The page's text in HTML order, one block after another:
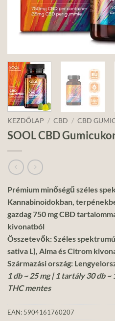
KEZDŐLAP / CBD / CBD
SOOL CBD
Prémium minőségű széles
Kannabinoidokban,
gazdag 750 mg CBD
kivonatból
Összetevők: Széles
sativa L), Alma és Citrom
Származási ország:
1 db ~ 25 mg | 1 tartály 30 db
THC mentes
EAN: 5904161760207